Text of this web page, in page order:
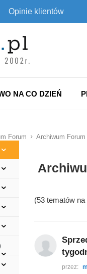
Opinie klientów
NA CO DZIEŃ
Forum Archiwum
(53 tematów na
przez: